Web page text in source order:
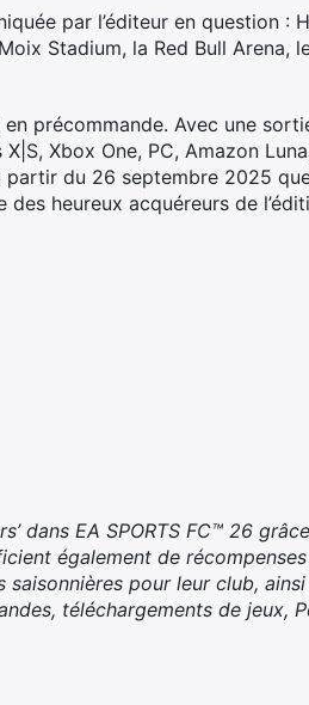
par l’éditeur en question :
Stadium, la Red Bull Arena,
précommande. Avec une
Xbox One, PC, Amazon
du 26 septembre 2025
heureux acquéreurs de
dans EA SPORTS FC™ 26
également de
pour leur club, ainsi
téléchargements de jeux,